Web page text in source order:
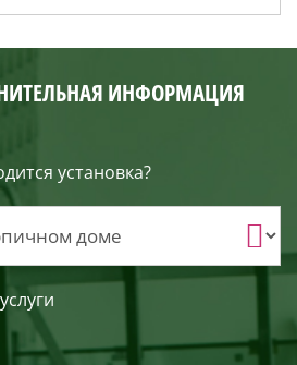
ИНФОРМАЦИЯ
установка?